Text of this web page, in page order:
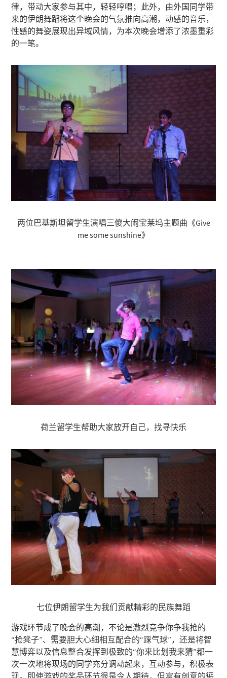
律，带动大家参与其中，轻轻哼唱；此外，由外国同学带
来的伊朗舞蹈将这个晚会的气氛推向高潮，动感的音乐，
性感的舞姿展现出异域风情，为本次晚会增添了浓墨重彩
的一笔。
两位巴基斯坦留学生演唱三傻大闹宝莱坞主题曲《Give
me some sunshine》
荷兰留学生帮助大家放开自己，找寻快乐
七位伊朗留学生为我们贡献精彩的民族舞蹈
游戏环节成了晚会的高潮，不论是激烈竞争你争我抢的
“抢凳子”、需要胆大心细相互配合的“踩气球”，还是将智
慧博弈以及信息整合发挥到极致的“你来比划我来猜”都一
次一次地将现场的同学充分调动起来，互动参与，积极表
现。即使游戏的奖品环节很是令人期待，但富有创意的惩